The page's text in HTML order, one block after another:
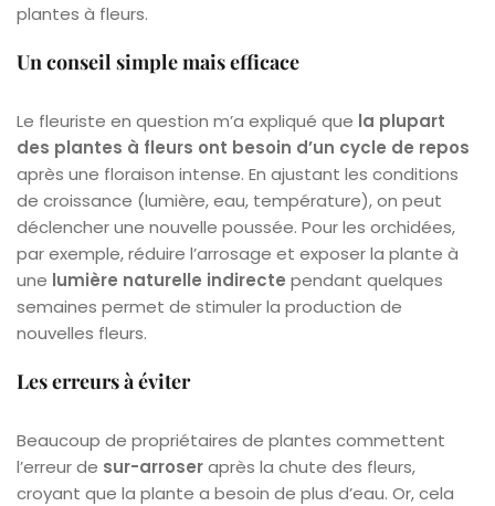
plantes à fleurs.
Un conseil simple mais efficace
Le fleuriste en question m’a expliqué que la plupart
des plantes à fleurs ont besoin d’un cycle de repos
après une floraison intense. En ajustant les conditions
de croissance (lumière, eau, température), on peut
déclencher une nouvelle poussée. Pour les orchidées,
par exemple, réduire l’arrosage et exposer la plante à
une lumière naturelle indirecte pendant quelques
semaines permet de stimuler la production de
nouvelles fleurs.
Les erreurs à éviter
Beaucoup de propriétaires de plantes commettent
l’erreur de sur-arroseraprès la chute des fleurs,
croyant que la plante a besoin de plus d’eau. Or, cela